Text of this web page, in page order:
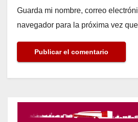
Guarda mi nombre, correo
navegador para la próxima vez